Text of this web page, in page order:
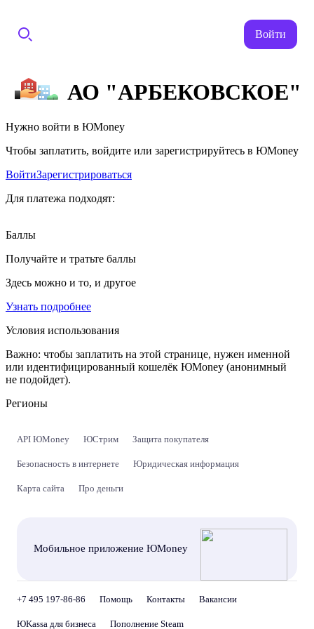
Войти
АО "АРБЕКОВСКОЕ"
Нужно войти в ЮMoney
Чтобы заплатить, войдите или зарегистрируйтесь в ЮMoney
ВойтиЗарегистрироваться
Для платежа подходят:
Баллы
Получайте и тратьте баллы
Здесь можно и то, и другое
Узнать подробнее
Условия использования
Важно: чтобы заплатить на этой странице, нужен именной
или идентифицированный кошелёк ЮMoney (анонимный
не подойдет).
Регионы
API ЮMoney ЮСтрим Защита покупателя
Безопасность в интернете Юридическая информация
Карта сайта Про деньги
Мобильное приложение ЮMoney
+7 495 197-86-86 Помощь Контакты Вакансии
ЮKassa для бизнеса Пополнение Steam